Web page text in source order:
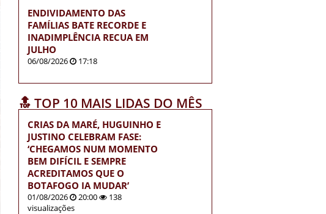
ENDIVIDAMENTO DAS
FAMÍLIAS BATE RECORDE E
INADIMPLÊNCIA RECUA EM
JULHO
06/08/2026 17:18
🔝 TOP 10 MAIS LIDAS DO MÊS
CRIAS DA MARÉ, HUGUINHO E
JUSTINO CELEBRAM FASE:
‘CHEGAMOS NUM MOMENTO
BEM DIFÍCIL E SEMPRE
ACREDITAMOS QUE O
BOTAFOGO IA MUDAR’
01/08/2026 20:00
138
visualizações